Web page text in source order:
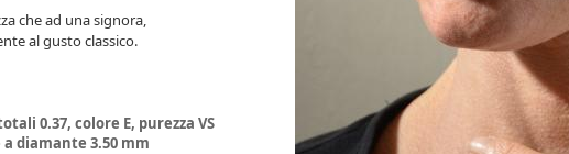
che ad una signora,
al gusto classico.
0.37, colore E, purezza VS
diamante 3.50 mm